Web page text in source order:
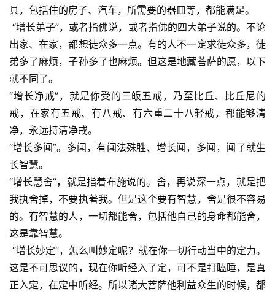
具，包括住的房子、汽车，所需要的器皿等，都能满足。
“增长弟子”，或者指佛说，或者指佛的四大弟子说的。不论
出家、在家，都想徒众多一点。有的人不一定求徒众多，徒
弟多了麻烦，子孙多了也麻烦。但这是地藏菩萨的愿，以下
就不同了。
“增长净戒”，就是你受的三皈五戒，乃至比丘、比丘尼的
戒，在家有五戒、有八戒、有六重二十八轻戒，都能够清
净，永远持清净戒。
“增长多闻”。多闻，有闻法殊胜、增长闻，多闻，闻了就生
长智慧。
“增长慧舍”，就是指着布施说的。舍，再说深一点，就是把
我执舍掉，不要执著我。但是这个要有智慧，舍是很不容易
的。有智慧的人，一切都能舍，包括他自己的身命都能舍，
这是靠智慧。
“增长妙定”，怎么叫妙定呢？就在你一切行动当中的定力。
这是不可思议的，现在你听经入了定，可不是打瞌睡，是真
正入定，在定中听经。所以诸大菩萨他利益众生的时候，都